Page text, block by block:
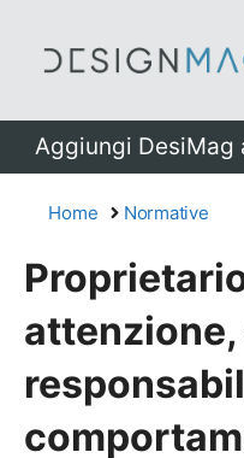
Aggiungi DesiMag
Home Normative
attenzione,